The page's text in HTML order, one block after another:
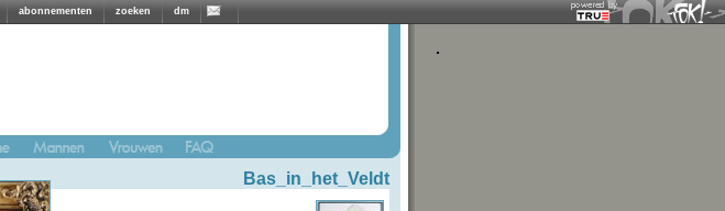
abonnementen zoeken dm
Bas_in_het_Veldt